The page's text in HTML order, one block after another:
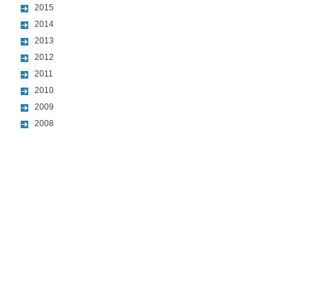
2015
2014
2013
2012
2011
2010
2009
2008